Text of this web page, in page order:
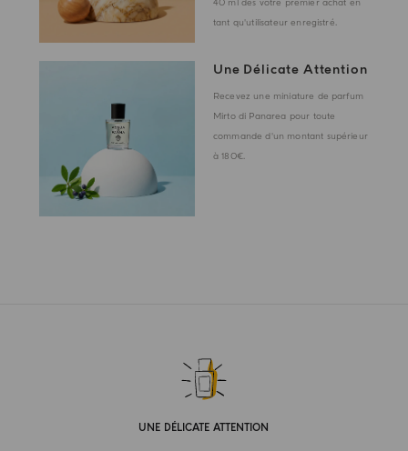
40 ml dès votre premier achat en
tant qu'utilisateur enregistré.
Une Délicate Attention
Recevez une miniature de parfum
Mirto di Panarea pour toute
commande d'un montant supérieur
à 180€.
UNE DÉLICATE ATTENTION